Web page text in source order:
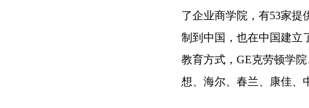
了企业商学院，有53家提
制到中国，也在中国建立
教育方式，GE克劳顿学
想、海尔、春兰、康佳、